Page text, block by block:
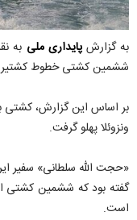
به گزارش پایداری ملی به
ششمین کشتی خطوط کشتیرانی
ونزوئلا پهلو گرفت.
«حجت الله سلطانی» سفیر
گفته بود که ششمین کشتی
است.